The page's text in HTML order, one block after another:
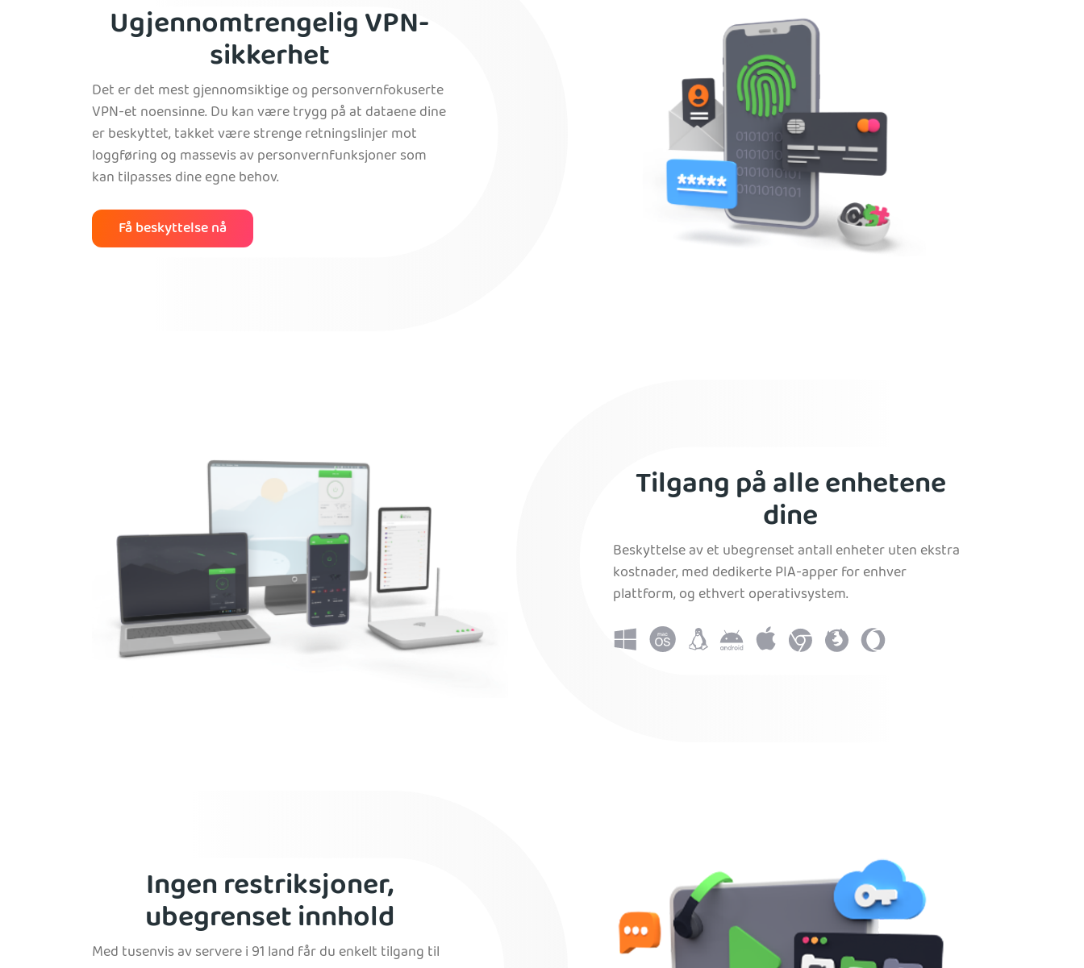
Ugjennomtrengelig VPN-
sikkerhet
Det er det mest gjennomsiktige og personvernfokuserte
VPN-et noensinne. Du kan være trygg på at dataene dine
er beskyttet, takket være strenge retningslinjer mot
loggføring og massevis av personvernfunksjoner som
kan tilpasses dine egne behov.
Få beskyttelse nå
Tilgang på alle enhetene
dine
Beskyttelse av et ubegrenset antall enheter uten ekstra
kostnader, med dedikerte PIA-apper for enhver
plattform, og ethvert operativsystem.
Ingen restriksjoner,
ubegrenset innhold
Med tusenvis av servere i 91 land får du enkelt tilgang til